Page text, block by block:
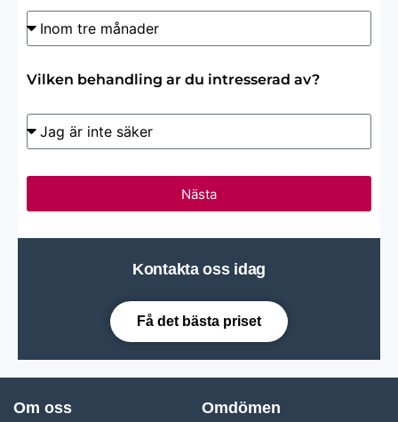
Vilken behandling ar du intresserad av?
Nästa
Kontakta oss idag
Få det bästa priset
Om oss Omdömen